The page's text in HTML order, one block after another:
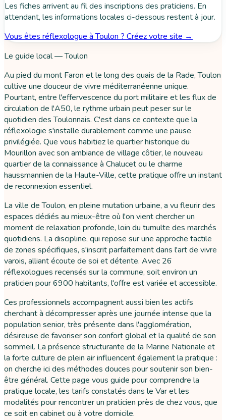
Les fiches arrivent au fil des inscriptions des praticiens. En
attendant, les informations locales ci-dessous restent à jour.
Vous êtes réflexologue à Toulon ? Créez votre site →
Le guide local — Toulon
Au pied du mont Faron et le long des quais de la Rade, Toulon
cultive une douceur de vivre méditerranéenne unique.
Pourtant, entre l'effervescence du port militaire et les flux de
circulation de l'A50, le rythme urbain peut peser sur le
quotidien des Toulonnais. C'est dans ce contexte que la
réflexologie s'installe durablement comme une pause
privilégiée. Que vous habitiez le quartier historique du
Mourillon avec son ambiance de village côtier, le nouveau
quartier de la connaissance à Chalucet ou le charme
haussmannien de la Haute-Ville, cette pratique offre un instant
de reconnexion essentiel.
La ville de Toulon, en pleine mutation urbaine, a vu fleurir des
espaces dédiés au mieux-être où l'on vient chercher un
moment de relaxation profonde, loin du tumulte des marchés
quotidiens. La discipline, qui repose sur une approche tactile
de zones spécifiques, s'inscrit parfaitement dans l'art de vivre
varois, alliant écoute de soi et détente. Avec 26
réflexologues recensés sur la commune, soit environ un
praticien pour 6900 habitants, l'offre est variée et accessible.
Ces professionnels accompagnent aussi bien les actifs
cherchant à décompresser après une journée intense que la
population senior, très présente dans l'agglomération,
désireuse de favoriser son confort global et la qualité de son
sommeil. La présence structurante de la Marine Nationale et
la forte culture de plein air influencent également la pratique :
on cherche ici des méthodes douces pour soutenir son bien-
être général. Cette page vous guide pour comprendre la
pratique locale, les tarifs constatés dans le Var et les
modalités pour rencontrer un praticien près de chez vous, que
ce soit en cabinet ou à votre domicile.